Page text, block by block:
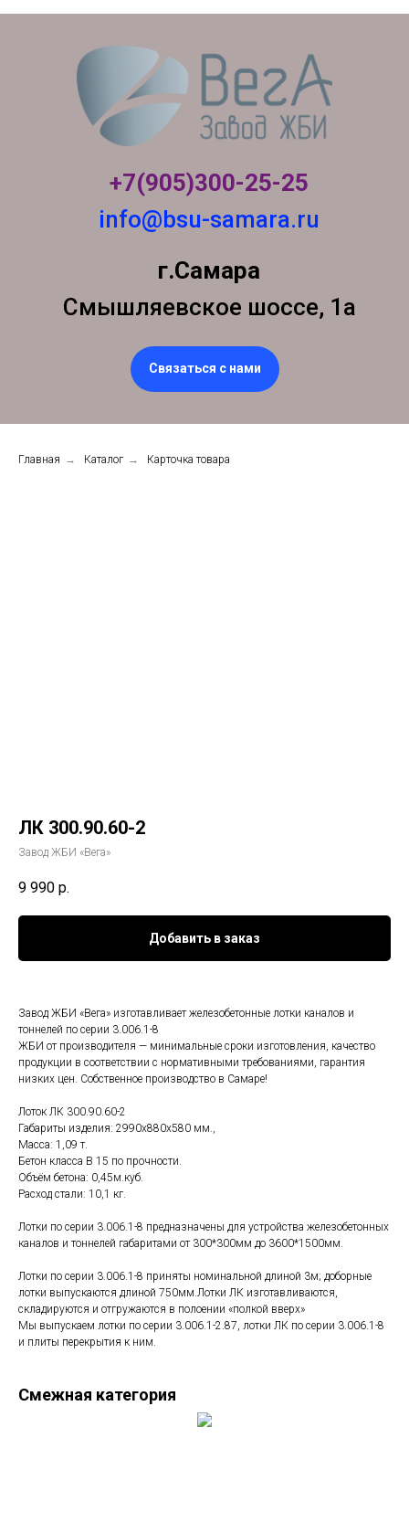
+7(905)300-25-25
info@bsu-samara.ru
г.Самара
Смышляевское шоссе, 1а
Связаться с нами
Главная → Каталог → Карточка товара
ЛК 300.90.60-2
Завод ЖБИ «Вега»
9 990 р.
Добавить в заказ
Завод ЖБИ «Вега» изготавливает железобетонные лотки каналов и
тоннелей по серии 3.006.1-8
ЖБИ от производителя — минимальные сроки изготовления, качество
продукции в соответствии с нормативными требованиями, гарантия
низких цен. Собственное производство в Самаре!
Лоток ЛК 300.90.60-2
Габариты изделия: 2990x880x580 мм.,
Масса: 1,09 т.
Бетон класса B 15 по прочности.
Объём бетона: 0,45м.куб.
Расход стали: 10,1 кг.
Лотки по серии 3.006.1-8 предназначены для устройства железобетонных
каналов и тоннелей габаритами от 300*300мм до 3600*1500мм.
Лотки по серии 3.006.1-8 приняты номинальной длиной 3м; доборные
лотки выпускаются длиной 750мм.Лотки ЛК изготавливаются,
складируются и отгружаются в полоении «полкой вверх»
Мы выпускаем лотки по серии 3.006.1-2.87, лотки ЛК по серии 3.006.1-8
и плиты перекрытия к ним.
Смежная категория